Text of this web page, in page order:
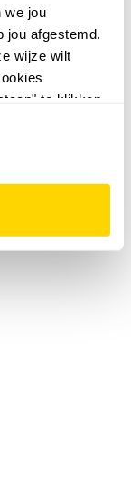
we jou
jou afgestemd.
wijze wilt
te klikken.